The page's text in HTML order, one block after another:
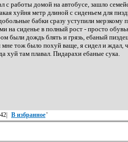
с работы домой на автобусе, зашло
хуйня метр длиной с сиденьем для
бабки сразу уступили
на сиденье в полный рост - просто
были дождь блять и грязь, ебаный
мне тож было похуй ваще, я сидел и ждал,
хуй там плавал. Пидарахи ебаные сука.
В избранное'